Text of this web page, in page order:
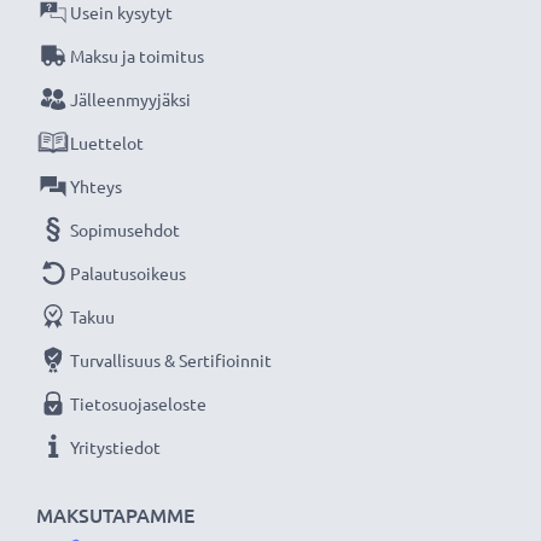
★3 vuoden takuu
verkkokauppa, joka tarjoaa laadukkaita tuotteita, ja
siksi tarjoamme 36 kuukauden takuun!
MAKSUTAPAMME
Usein kysytyt
Maksu ja toimitus
Jälleenmyyjäksi
Luettelot
Yhteys
Sopimusehdot
Palautusoikeus
Takuu
Turvallisuus & Sertifioinnit
Tietosuojaseloste
Yritystiedot